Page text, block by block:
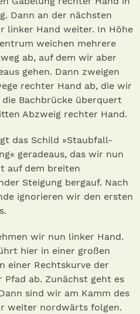
Dann an der nächsten
linker Hand weiter. In Höhe
weichen mehrere
ab, auf dem wir aber
gehen. Dann zweigen
rechter Hand ab, die wir
Bachbrücke überquert
Abzweig rechter Hand.
das Schild »Staubfall-
geradeaus, das wir nun
auf dem breiten
Steigung bergauf. Nach
ignorieren wir den ersten
wir nun linker Hand.
hier in einer großen
einer Rechtskurve der
ab. Zunächst geht es
sind wir am Kamm des
weiter nordwärts folgen.